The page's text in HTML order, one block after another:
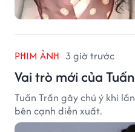
PHIM ẢNH 3 giờ trước
Vai trò mới của
Tuấn Trần gây chú ý khi
bên cạnh diễn xuất.